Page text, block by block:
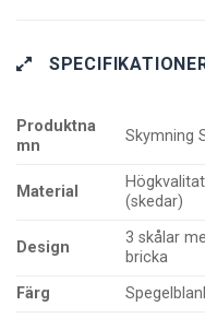
Produktna
mn
Skymning
Material
(skedar)
Design
3 skålar
bricka
Färg